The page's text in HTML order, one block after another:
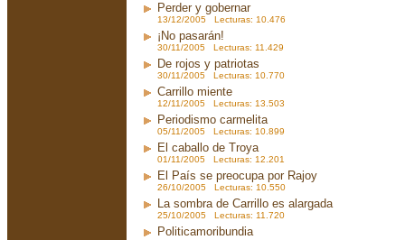
Perder y gobernar
13/12/2005 Lecturas: 10.476
¡No pasarán!
30/11/2005 Lecturas: 11.429
De rojos y patriotas
30/11/2005 Lecturas: 10.770
Carrillo miente
12/11/2005 Lecturas: 13.503
Periodismo carmelita
05/11/2005 Lecturas: 10.899
El caballo de Troya
01/11/2005 Lecturas: 12.201
El País se preocupa por Rajoy
26/10/2005 Lecturas: 10.550
La sombra de Carrillo es alargada
25/10/2005 Lecturas: 11.720
Politicamoribundia